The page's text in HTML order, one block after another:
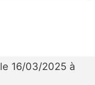
le 16/03/2025 à